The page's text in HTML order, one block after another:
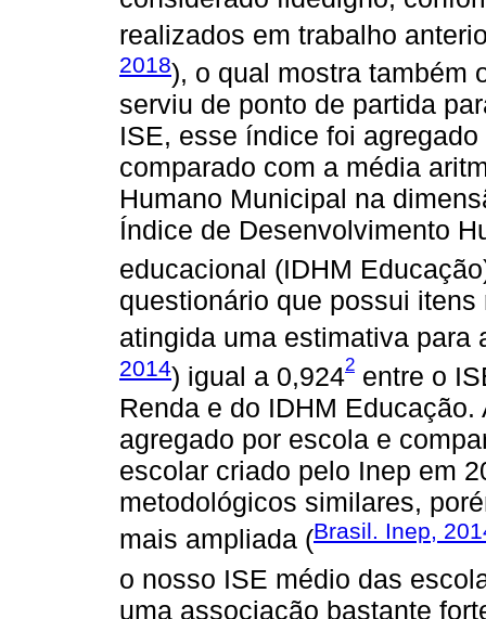
realizados em trabalho
2018), o qual mostra também
serviu de ponto de partida
ISE, esse índice foi
comparado com a média
Humano Municipal na
Índice de Desenvolvimento
educacional (IDHM
questionário que possui
atingida uma estimativa para
2014) igual a 0,9242 entre o
Renda e do IDHM
agregado por escola e
escolar criado pelo Inep em
metodológicos similares,
mais ampliada (Brasil. Inep,
o nosso ISE médio das
uma associação bastante